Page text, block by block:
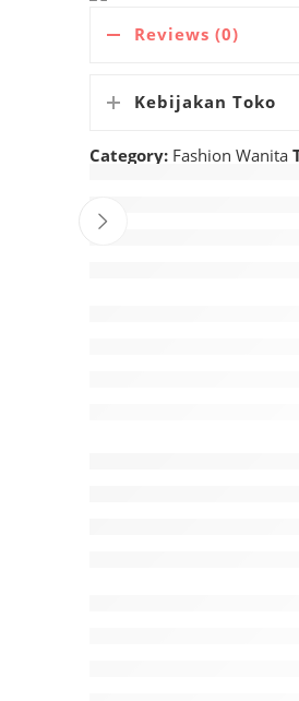
Reviews (0)
Kebijakan Toko
Category: Fashion Wanita